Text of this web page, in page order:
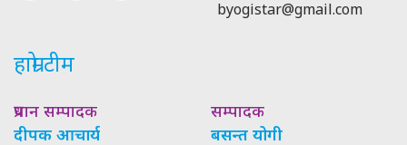
byogistar@gmail.com
हाम्रो टीम
प्रधान सम्पादक
दीपक आचार्य
सम्पादक
बसन्त योगी